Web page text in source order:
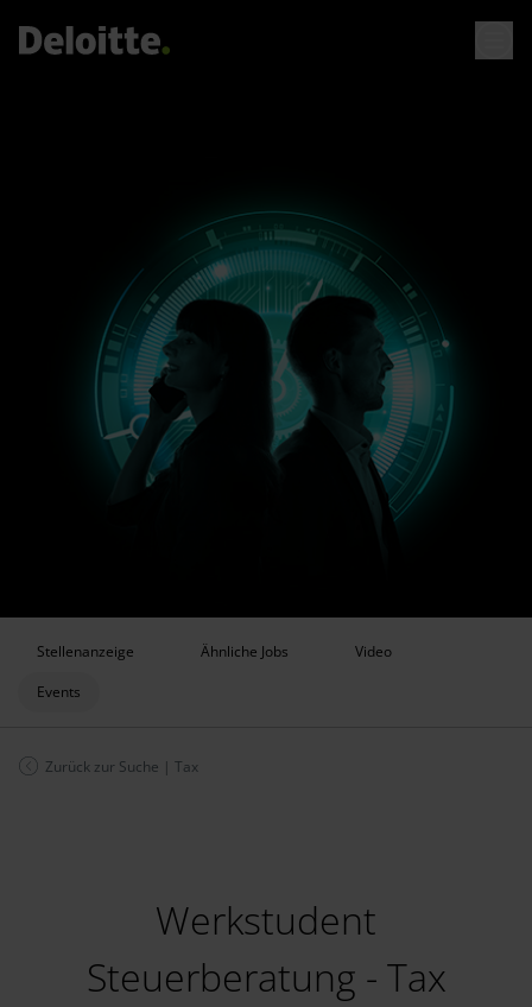
Stellenanzeige Ähnliche Jobs
Video
Events
Zurück zur Suche | Tax
Werkstudent
Steuerberatung - Tax